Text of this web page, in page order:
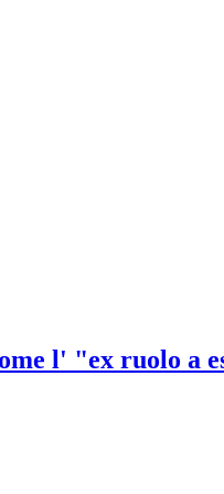
l' "ex ruolo a